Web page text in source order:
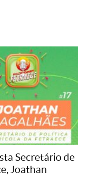
Secretário de
Joathan